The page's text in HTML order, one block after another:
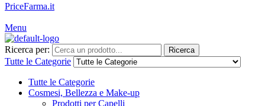
PriceFarma.it
Menu
Ricerca per: Ricerca
Tutte le Categorie
Tutte le Categorie
Cosmesi, Bellezza e Make-up
Prodotti per Capelli